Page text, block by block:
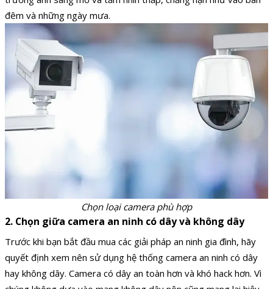
đêm và những ngày mưa.
Chọn loại camera phù hợp
2. Chọn giữa camera an ninh có dây và không dây
Trước khi bạn bắt đầu mua các giải pháp an ninh gia đình, hãy
quyết định xem nên sử dụng hệ thống camera an ninh có dây
hay không dây. Camera có dây an toàn hơn và khó hack hơn. Vì